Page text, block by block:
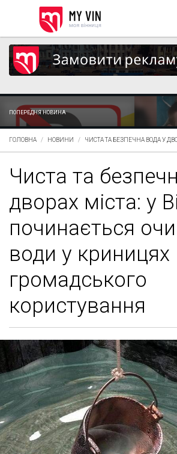
ПОПЕРЕДНЯ НОВИНА
ГОЛОВНА НОВИНИ ЧИСТА ТА БЕЗПЕЧНА ВОДА У
Чиста та
дворах міста: у
починається
води у криницях
громадського
користування